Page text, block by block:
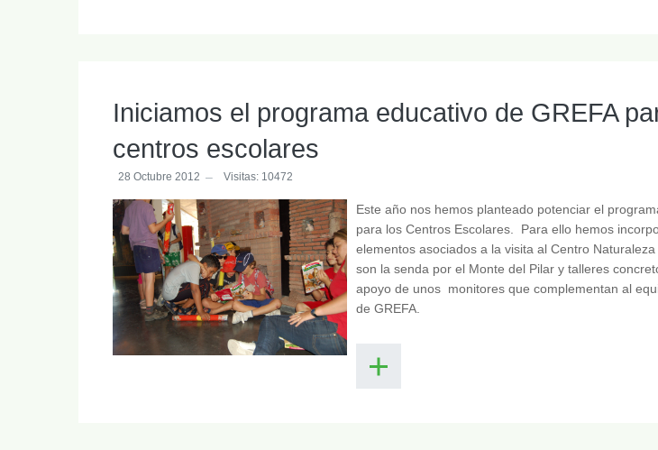
Iniciamos el programa educativo de GREFA
centros escolares
28 Octubre 2012 Visitas: 10472
Este año nos hemos planteado potenciar el
para los Centros Escolares. Para ello hemos
elementos asociados a la visita al Centro
son la senda por el Monte del Pilar y talleres
apoyo de unos monitores que complementan al
de GREFA.